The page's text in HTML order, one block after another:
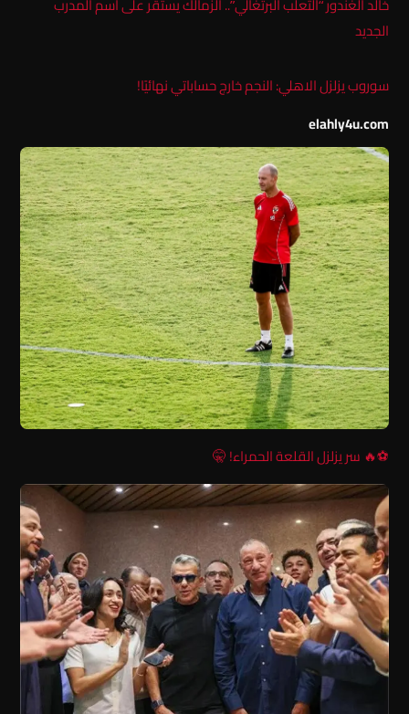
الجديد
سوروب يزلزل الاهلي: النجم خارج حساباتي نهائيًا!
elahly4u.com
⚽️🔥 سر يزلزل القلعة الحمراء! 🤫